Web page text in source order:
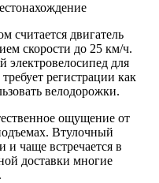
считается двигатель
скорости до 25 км/ч.
электровелосипед для
регистрации как
велодорожки.
ощущение от
Втулочный
и чаще встречается в
доставки многие